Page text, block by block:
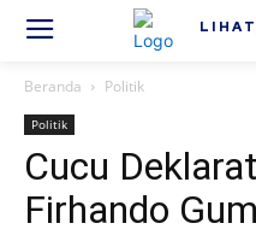
Beranda Politik
Politik
Cucu
Firhando